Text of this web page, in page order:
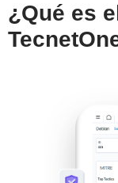
¿Qué es